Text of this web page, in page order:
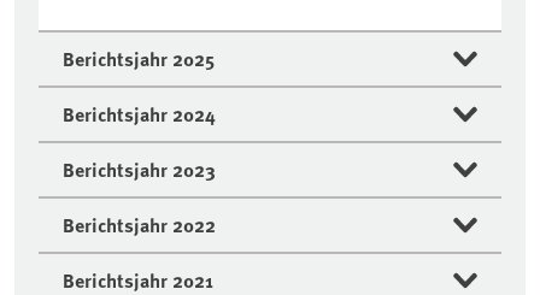
Berichtsjahr 2025
Berichtsjahr 2024
Berichtsjahr 2023
Berichtsjahr 2022
Berichtsjahr 2021